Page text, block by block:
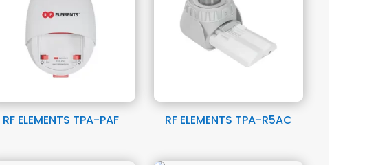
RF ELEMENTS TPA-PAF RF ELEMENTS TPA-R5AC